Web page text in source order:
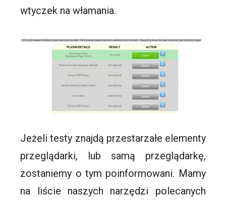
wtyczek na włamania.
Jeżeli testy znajdą przestarzałe elementy
przeglądarki, lub samą przeglądarkę,
zostaniemy o tym poinformowani. Mamy
na liście naszych narzędzi polecanych